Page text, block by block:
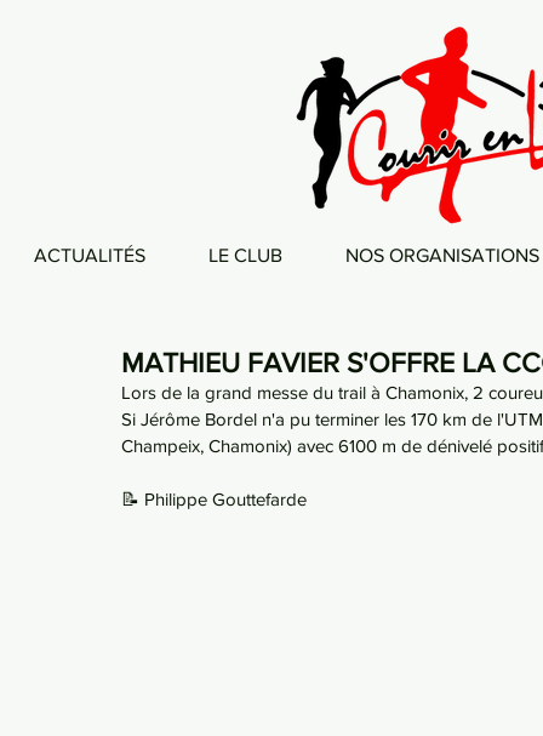
ACTUALITÉS LE CLUB NOS ORGANISATIONS
MATHIEU FAVIER S'OFFRE LA
Lors de la grand messe du trail à Chamonix, 2
Si Jérôme Bordel n'a pu terminer les 170 km de
Champeix, Chamonix) avec 6100 m de dénivelé
📝 Philippe Gouttefarde